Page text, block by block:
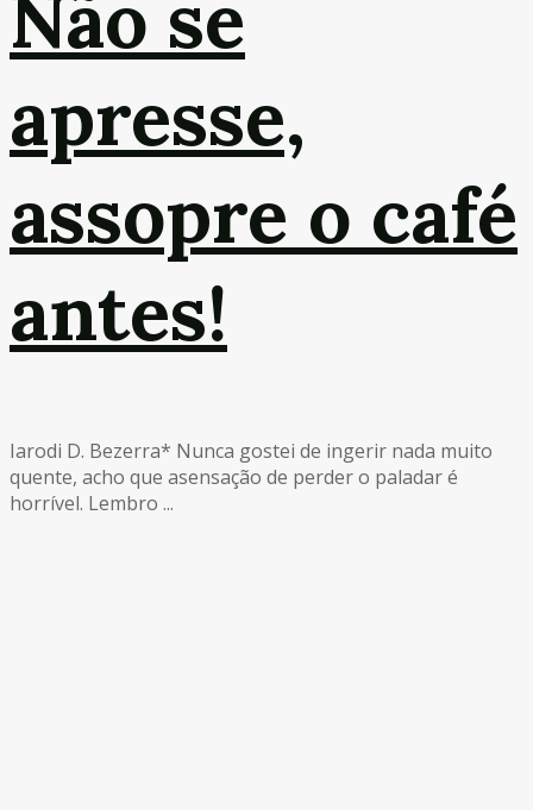
Não se
apresse,
assopre o café
antes!
Iarodi D. Bezerra* Nunca gostei de ingerir nada muito
quente, acho que asensação de perder o paladar é
horrível. Lembro ...